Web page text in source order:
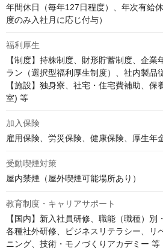
年間休日（毎年127日程度）、年次有給
度のみ入社月に応じ付与）
福利厚生
【制度】持株制度、財形貯蓄制度、企
ラン（選択型福利厚生制度）、社内製品
【施設】独身寮、社宅・住宅費補助、
室) 等
加入保険
雇用保険、労災保険、健康保険、厚生年
受動喫煙対策
屋内禁煙（屋外喫煙可能場所あり）
教育制度・キャリアサポート
【国内】新入社員研修、職能（職種）別
各種社外研修、ビジネスリテラシー、リ
ニング、技術・モノづくりアカデミー 等